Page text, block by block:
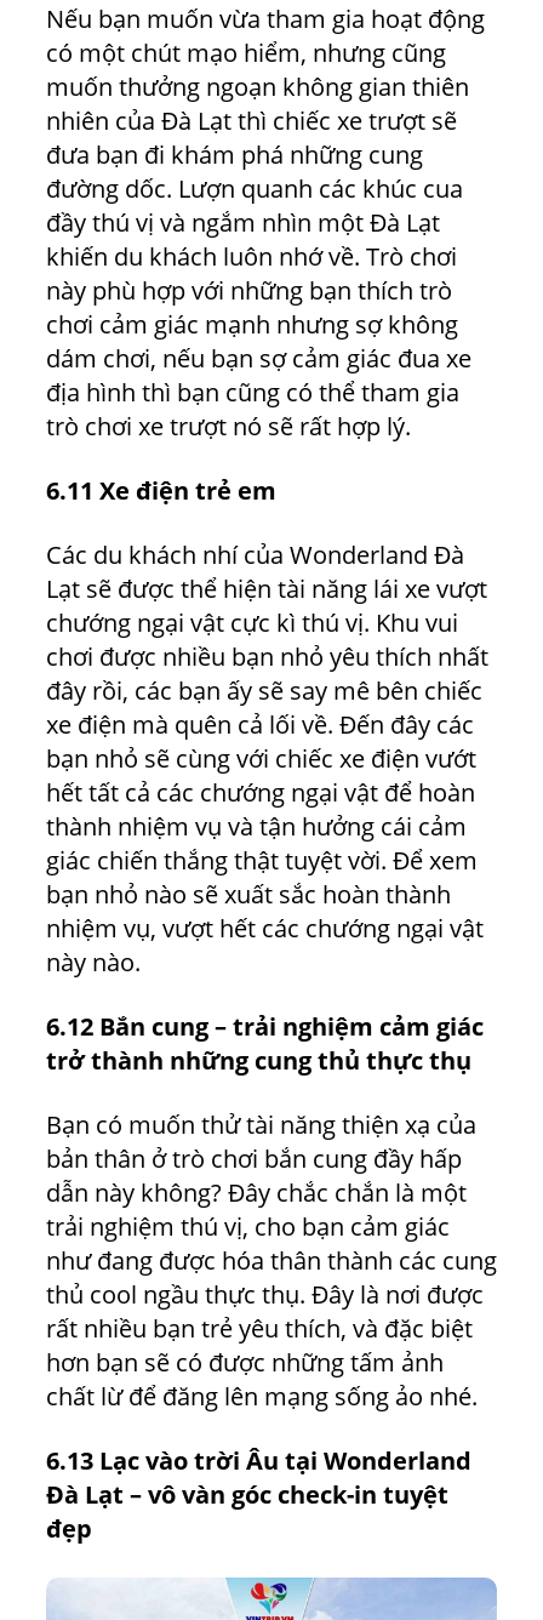
Nếu bạn muốn vừa tham gia hoạt động
có một chút mạo hiểm, nhưng cũng
muốn thưởng ngoạn không gian thiên
nhiên của Đà Lạt thì chiếc xe trượt sẽ
đưa bạn đi khám phá những cung
đường dốc. Lượn quanh các khúc cua
đầy thú vị và ngắm nhìn một Đà Lạt
khiến du khách luôn nhớ về. Trò chơi
này phù hợp với những bạn thích trò
chơi cảm giác mạnh nhưng sợ không
dám chơi, nếu bạn sợ cảm giác đua xe
địa hình thì bạn cũng có thể tham gia
trò chơi xe trượt nó sẽ rất hợp lý.
6.11 Xe điện trẻ em
Các du khách nhí của Wonderland Đà
Lạt sẽ được thể hiện tài năng lái xe vượt
chướng ngại vật cực kì thú vị. Khu vui
chơi được nhiều bạn nhỏ yêu thích nhất
đây rồi, các bạn ấy sẽ say mê bên chiếc
xe điện mà quên cả lối về. Đến đây các
bạn nhỏ sẽ cùng với chiếc xe điện vướt
hết tất cả các chướng ngại vật để hoàn
thành nhiệm vụ và tận hưởng cái cảm
giác chiến thắng thật tuyệt vời. Để xem
bạn nhỏ nào sẽ xuất sắc hoàn thành
nhiệm vụ, vượt hết các chướng ngại vật
này nào.
6.12 Bắn cung – trải nghiệm cảm giác
trở thành những cung thủ thực thụ
Bạn có muốn thử tài năng thiện xạ của
bản thân ở trò chơi bắn cung đầy hấp
dẫn này không? Đây chắc chắn là một
trải nghiệm thú vị, cho bạn cảm giác
như đang được hóa thân thành các cung
thủ cool ngầu thực thụ. Đây là nơi được
rất nhiều bạn trẻ yêu thích, và đặc biệt
hơn bạn sẽ có được những tấm ảnh
chất lừ để đăng lên mạng sống ảo nhé.
6.13 Lạc vào trời Âu tại Wonderland
Đà Lạt – vô vàn góc check-in tuyệt
đẹp